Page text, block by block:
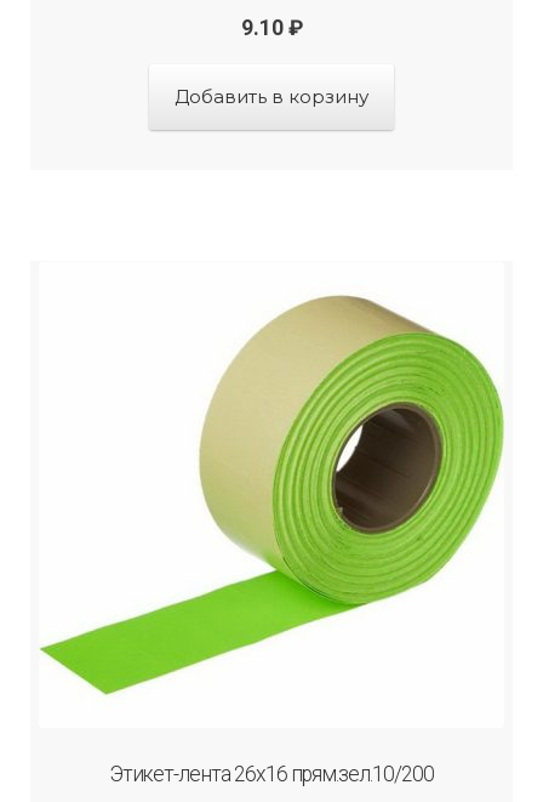
9.10 ₽
Добавить в корзину
Этикет-лента 26х16 прям.зел.10/200